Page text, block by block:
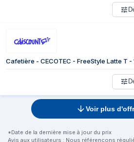
Voir plus
*Date de la dernière mise à jour du prix
Avis aux utilisateurs : Nous référençons